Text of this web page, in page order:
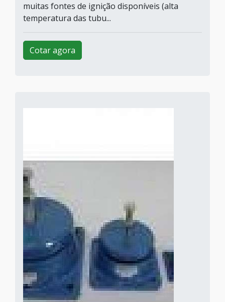
muitas fontes de ignição disponíveis (alta
temperatura das tubu...
Cotar agora